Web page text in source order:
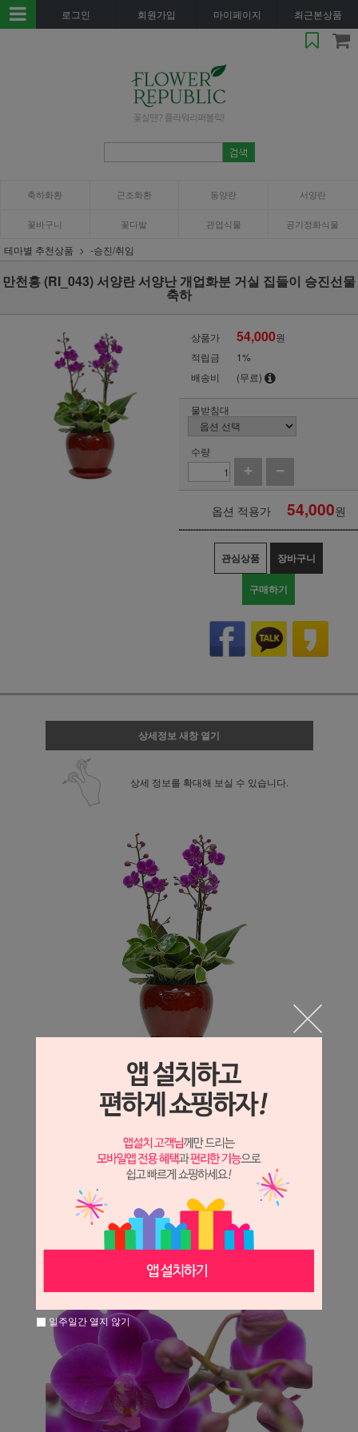
로그인 회원가입 마이페이지 최근본상품
축하화환 근조화환 동양란 서양란
꽃바구니 꽃다발 관엽식물 공기정화식물
테마별 추천상품 -승진/취임
만천홍 (RI_043) 서양란 서양난 개업화분 거실 집들이 승진선물
축하
상품가 54,000원
적립금
1%
배송비
(무료)
물받침대
수량
옵션 적용가 54,000원
관심상품 장바구니
구매하기
상세정보 새창 열기
상세 정보를 확대해 보실 수 있습니다.
일주일간 열지 않기